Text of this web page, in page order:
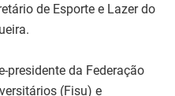
de Esporte e Lazer do
presidente da Federação
(Fisu) e